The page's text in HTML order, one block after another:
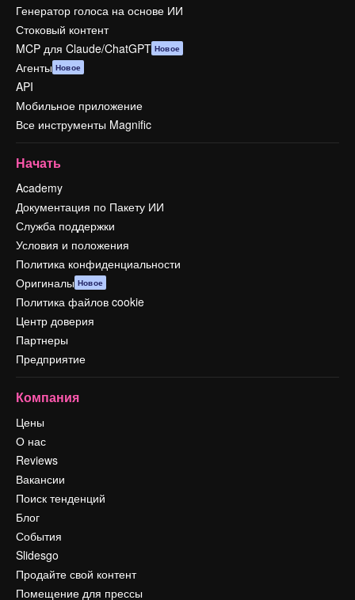
Генератор голоса на основе ИИ
Стоковый контент
MCP для Claude/ChatGPT Новое
Агенты Новое
API
Мобильное приложение
Все инструменты Magnific
Начать
Academy
Документация по Пакету ИИ
Служба поддержки
Условия и положения
Политика конфиденциальности
Оригиналы Новое
Политика файлов cookie
Центр доверия
Партнеры
Предприятие
Компания
Цены
О нас
Reviews
Вакансии
Поиск тенденций
Блог
События
Slidesgo
Продайте свой контент
Помещение для прессы